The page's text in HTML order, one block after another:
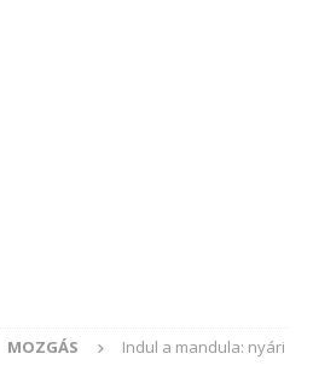
MOZGÁS
Indul a mandula: nyári